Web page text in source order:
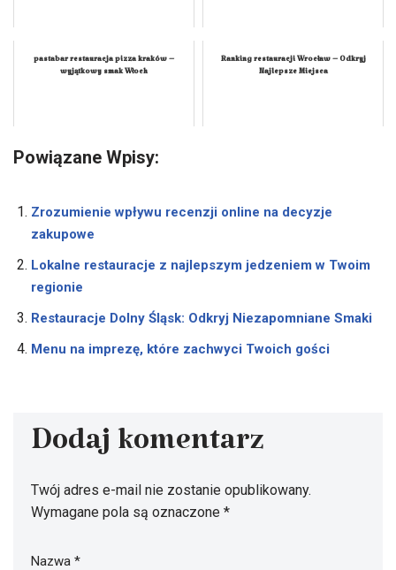
pastabar restauracja pizza kraków –
wyjątkowy smak Włoch
Ranking restauracji Wrocław – Odkryj
Najlepsze Miejsca
Powiązane Wpisy:
Zrozumienie wpływu recenzji online na decyzje
zakupowe
Lokalne restauracje z najlepszym jedzeniem w Twoim
regionie
Restauracje Dolny Śląsk: Odkryj Niezapomniane Smaki
Menu na imprezę, które zachwyci Twoich gości
Dodaj komentarz
Twój adres e-mail nie zostanie opublikowany.
Wymagane pola są oznaczone *
Nazwa *